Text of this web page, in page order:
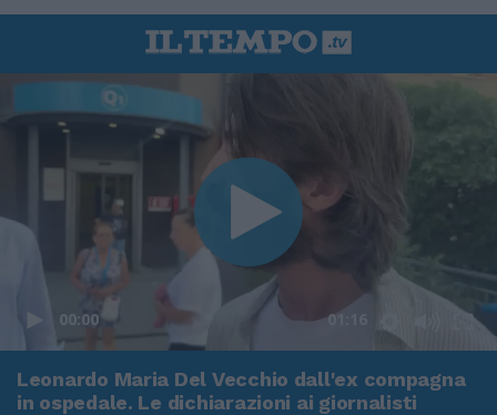
00:00 01:16
Leonardo Maria Del Vecchio dall'ex compagna
in ospedale. Le dichiarazioni ai giornalisti